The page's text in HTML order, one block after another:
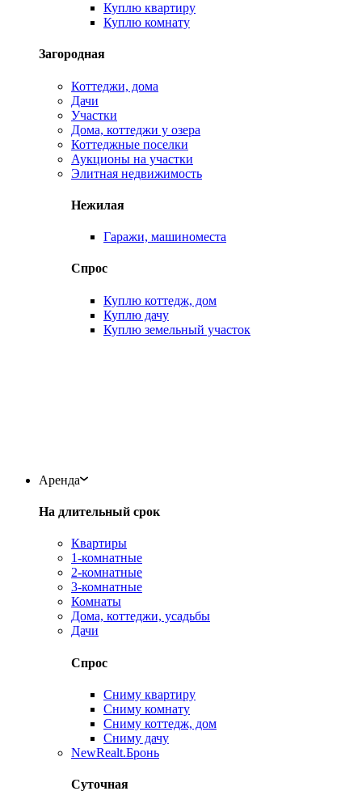
Куплю квартиру
Куплю комнату
Загородная
Коттеджи, дома
Дачи
Участки
Дома, коттеджи у озера
Коттеджные поселки
Аукционы на участки
Элитная недвижимость
Нежилая
Гаражи, машиноместа
Спрос
Куплю коттедж, дом
Куплю дачу
Куплю земельный участок
Аренда
На длительный срок
Квартиры
1-комнатные
2-комнатные
3-комнатные
Комнаты
Дома, коттеджи, усадьбы
Дачи
Спрос
Сниму квартиру
Сниму комнату
Сниму коттедж, дом
Сниму дачу
NewRealt.Бронь
Суточная